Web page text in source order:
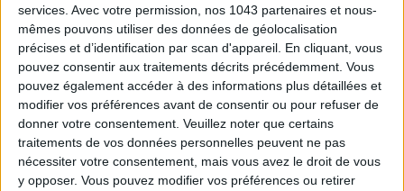
services. Avec votre permission, nos 1043 partenaires et nous-
mêmes pouvons utiliser des données de géolocalisation
précises et d’identification par scan d'appareil. En cliquant, vous
pouvez consentir aux traitements décrits précédemment. Vous
pouvez également accéder à des informations plus détaillées et
modifier vos préférences avant de consentir ou pour refuser de
donner votre consentement. Veuillez noter que certains
traitements de vos données personnelles peuvent ne pas
nécessiter votre consentement, mais vous avez le droit de vous
y opposer. Vous pouvez modifier vos préférences ou retirer
LES SPF 50 QUI DONNENT ENVIE DE SE TARTINER